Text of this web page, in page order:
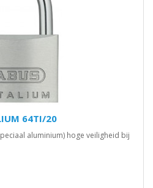
64TI/20
aluminium) hoge veiligheid bij